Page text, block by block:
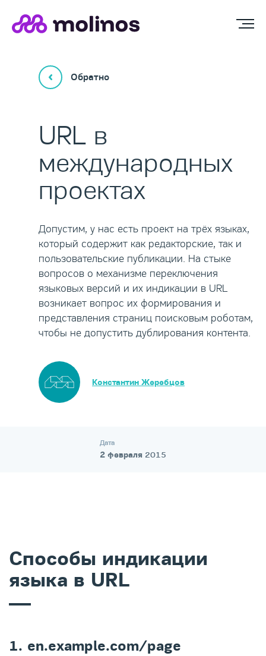
Обратно
URL в
международных
проектах
Допустим, у нас есть проект на трёх языках,
который содержит как редакторские, так и
пользовательские публикации. На стыке
вопросов о механизме переключения
языковых версий и их индикации в URL
возникает вопрос их формирования и
представления страниц поисковым роботам,
чтобы не допустить дублирования контента.
Константин Жеребцов
Дата
2 февраля 2015
Способы индикации
языка в URL
1. en.example.com/page